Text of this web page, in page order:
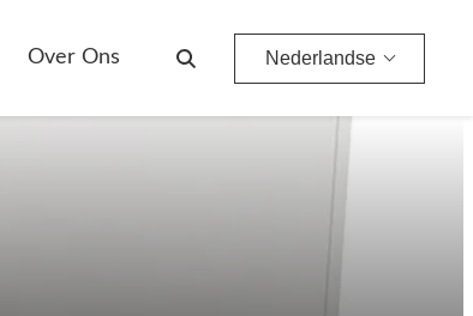
Over Ons Nederlandse